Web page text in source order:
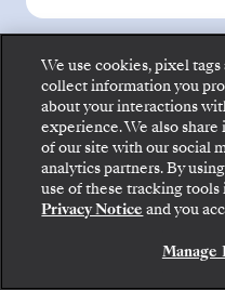
All-inclusive-
Bord
bekannt ist:
Gehen Sie an Bord:
prüfen Sie die Preise
Sie Ihre Silversea-
BUCHEN
We use cookies, pixel
collect information you
about your interactions
experience. We also
of our site with our social
analytics partners. By
use of these tracking
Privacy Notice and you
Manage